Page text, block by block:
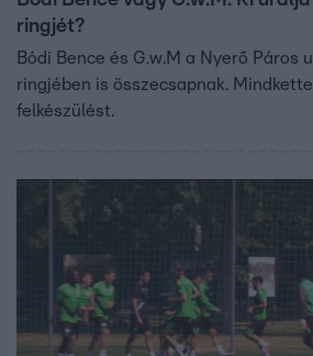
ringjét?
Bódi Bence és G.w.M a Nyerő Páros
ringjében is összecsapnak.
felkészülést.